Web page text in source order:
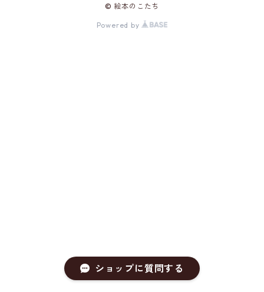
© 絵本のこたち
Powered by
ショップに質問する